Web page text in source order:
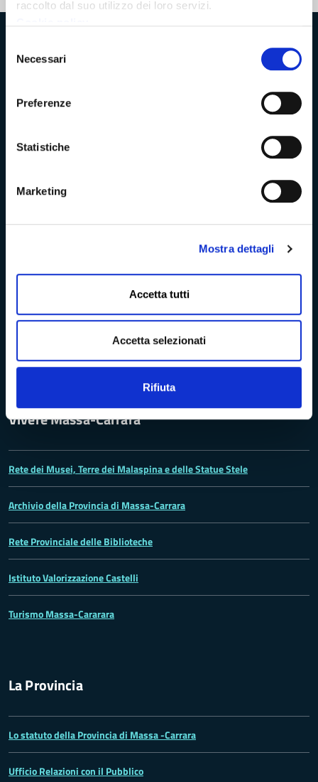
raccolto dal suo utilizzo dei loro servizi.
delNecessari
Preferenze
Statistiche
Marketing
Mostra dettagli
Accetta tutti
Accetta selezionati
Rifiuta
Provincia di Massa‑Carrara
Richieste di accesso
Problemi di accessibilità
Dichiarazione di accessibilità
Vivere Massa-Carrara
Rete dei Musei, Terre dei Malaspina e delle Statue Stele
Archivio della Provincia di Massa-Carrara
Rete Provinciale delle Biblioteche
Istituto Valorizzazione Castelli
Turismo Massa-Cararara
La Provincia
Lo statuto della Provincia di Massa -Carrara
Ufficio Relazioni con il Pubblico